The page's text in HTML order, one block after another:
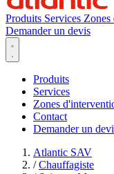
Produits Services Zones
Demander un devis
Produits
Services
Zones
Contact
Demander un
Atlantic SAV
/ Chauffagiste